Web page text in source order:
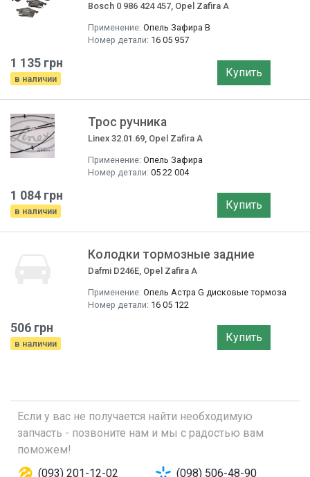
Bosch 0 986 424 457, Opel Zafira A
Применение: Опель Зафира B
Номер детали: 16 05 957
1 135 грн
в наличии Купить
Трос ручника
Linex 32.01.69, Opel Zafira A
Применение: Опель Зафира
Номер детали: 05 22 004
1 084 грн
в наличии Купить
Колодки тормозные задние
Dafmi D246E, Opel Zafira A
Применение: Опель Астра G дисковые тормоза
Номер детали: 16 05 122
506 грн
в наличии Купить
Если у вас не получается найти необходимую
запчасть - позвоните нам и мы с радостью вам
поможем!
(093) 201-12-02
(098) 506-48-90